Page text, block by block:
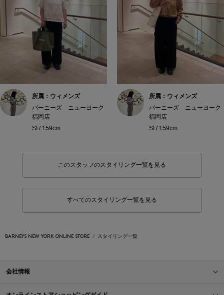
所属：ウィメンズ
バーニーズ ニューヨーク
福岡店
SI / 159cm
所属：ウィメンズ
バーニーズ ニューヨーク
福岡店
SI / 159cm
このスタッフのスタイリング一覧を見る
すべてのスタイリング一覧を見る
BARNEYS NEW YORK ONLINE STORE スタイリング一覧
会社情報